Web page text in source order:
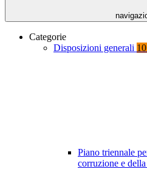
Categorie
Disposizioni generali
Piano triennale
corruzione e della